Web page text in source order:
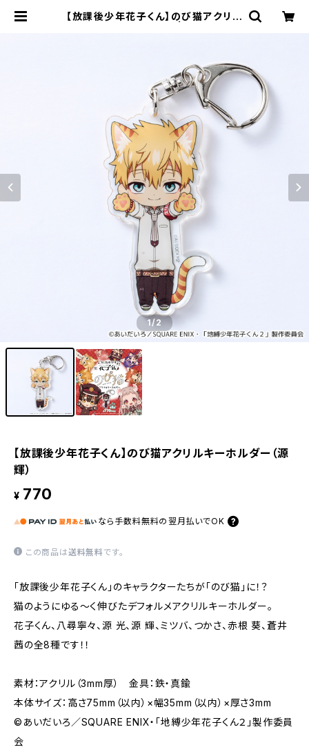
【放課後少年花子くん】のび猫アクリル
1/2
【放課後少年花子くん】のび猫アクリルキーホルダー（源
輝）
¥ 770
なら 手数料無料の 翌月払いでOK
この商品は送料無料です。
「放課後少年花子くん」のキャラクターたちが「のび猫」に！？
猫のようにゆる〜く伸びたデフォルメアクリルキーホルダー。
花子くん、八尋寧々、源 光、源 輝、ミツバ、つかさ、赤根 葵、蒼井
茜の全8種です！！
素材：アクリル（3mm厚） 金具：鉄・真鍮
本体サイズ：高さ75mm（以内）×幅35mm（以内）×厚さ3mm
©︎あいだいろ／SQUARE ENIX・「地縛少年花子くん２」製作委員
会